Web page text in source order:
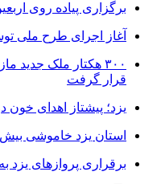
برگزاری پیاده روی اربعین حسینی در
آغاز اجرای طرح ملی
۳۰۰ هکتار ملک جدید
قرار گرفت
یزد؛ پیشتاز اهدای خون
استان یزد خاموشی
برقراری پرواز‌های یزد